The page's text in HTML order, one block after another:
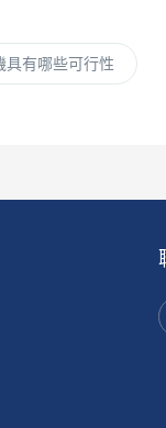
具有哪些可行性